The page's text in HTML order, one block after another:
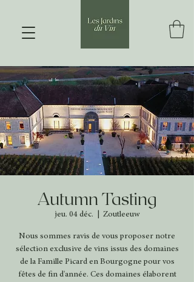
Autumn Tasting
jeu. 04 déc. Zoutleeuw
Nous sommes ravis de vous proposer notre
sélection exclusive de vins issus des domaines
de la Famille Picard en Bourgogne pour vos
fêtes de fin d'année. Ces domaines élaborent